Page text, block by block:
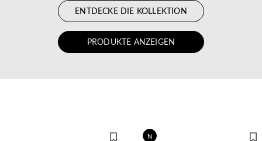
ENTDECKE DIE KOLLEKTION
PRODUKTE ANZEIGEN
N